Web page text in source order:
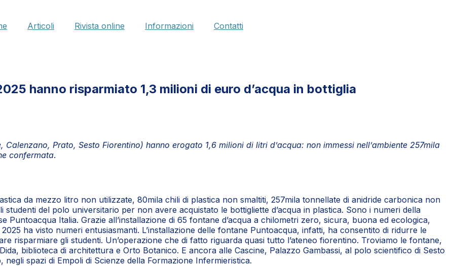
Articoli Rivista online Informazioni Contatti
hanno risparmiato 1,3 milioni di euro d’acqua in bottiglia
Prato, Sesto Fiorentino) hanno erogato 1,6 milioni di litri d’acqua: non immessi nell’ambiente 257mila
confermata.
da mezzo litro non utilizzate, 80mila chili di plastica non smaltiti, 257mila tonnellate di anidride carbonica non
studenti del polo universitario per non avere acquistato le bottigliette d’acqua in plastica. Sono i numeri della
Puntoacqua Italia. Grazie all’installazione di 65 fontane d’acqua a chilometri zero, sicura, buona ed ecologica,
ha visto numeri entusiasmanti. L’installazione delle fontane Puntoacqua, infatti, ha consentito di ridurre le
risparmiare gli studenti. Un’operazione che di fatto riguarda quasi tutto l’ateneo fiorentino. Troviamo le fontane,
biblioteca di architettura e Orto Botanico. E ancora alle Cascine, Palazzo Gambassi, al polo scientifico di Sesto
spazi di Empoli di Scienze della Formazione Infermieristica.